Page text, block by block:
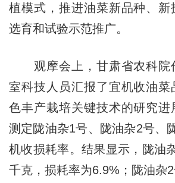
植模式，推进油菜新品种、新
选育和试验示范推广。
观摩会上，甘肃省农科院
室科技人员汇报了宜机收油
色丰产栽培关键技术的研究进
测定陇油杂1号、陇油杂2号、
机收损耗率。结果显示，陇油
千克，损耗率为6.9%；陇油杂